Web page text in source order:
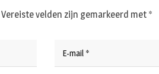
Vereiste velden zijn gemarkeerd met *